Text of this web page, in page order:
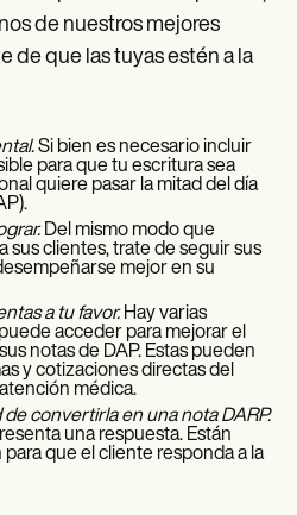
de nuestros mejores
de que las tuyas estén a la
Si bien es necesario incluir
para que tu escritura sea
quiere pasar la mitad del día
Del mismo modo que
sus clientes, trate de seguir sus
mejor en su
a tu favor.Hay varias
acceder para mejorar el
notas de DAP. Estas pueden
y cotizaciones directas del
médica.
convertirla en una nota DARP.
una respuesta. Están
que el cliente responda a la